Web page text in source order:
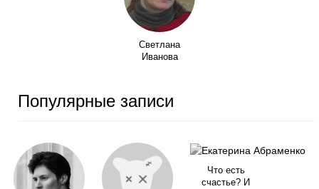
Светлана
Иванова
Популярные записи
Что есть
счастье? И